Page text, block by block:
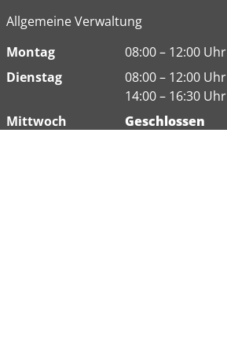
Allgemeine Verwaltung
Montag
08:00 – 12:00 Uhr
Dienstag
08:00 – 12:00 Uhr
14:00 – 16:30 Uhr
Mittwoch
Geschlossen